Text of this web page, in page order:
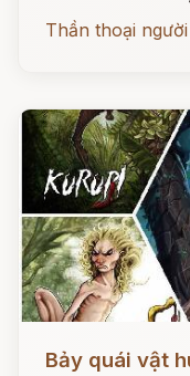
Thần thoại
Bảy quái vật